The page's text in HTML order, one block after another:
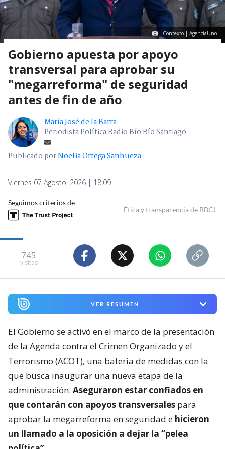
Contexto | AgenciaUno
Gobierno apuesta por apoyo
transversal para aprobar su
"megarreforma" de seguridad
antes de fin de año
María José de la Barra
Periodista Política Radio Bío Bío Santiago
Publicado porNoelia Ortega Sanhueza
Viernes 07 Agosto, 2026 | 18:09
Seguimos criterios de
Ética y transparencia de BBCL
745
visitas
VER RESUMEN
El Gobierno se activó en el marco de la presentación
de la Agenda contra el Crimen Organizado y el
Terrorismo (ACOT), una batería de medidas con la
que busca inaugurar una nueva etapa de la
administración. Aseguraron estar confiados en
que contarán con apoyos transversales para
aprobar la megarreforma en seguridad e hicieron
un llamado a la oposición a dejar la “pelea